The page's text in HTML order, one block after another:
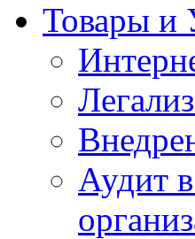
Товары и
Аудит